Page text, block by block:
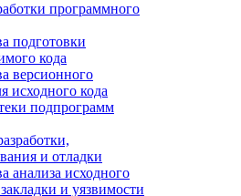
программного
подготовки
кода
версионного
исходного кода
подпрограмм
и отладки
анализа исходного
и уязвимости